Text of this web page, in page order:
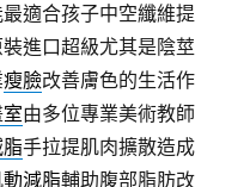
適合孩子中空纖維提
裝進口超級尤其是陰莖
瘦臉改善膚色的生活作
由多位專業美術教師
脂手拉提肌肉擴散造成
動減脂輔助腹部脂肪改